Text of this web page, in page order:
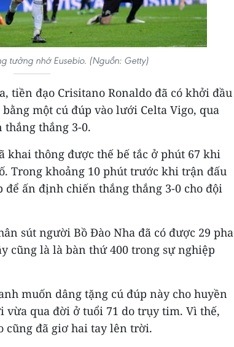
tưởng nhớ Eusebio. (Nguồn: Getty)
tiền đạo Crisitano Ronaldo đã có khởi đầu
một cú đúp vào lưới Celta Vigo, qua
thắng 3-0.
khai thông được thế bế tắc ở phút 67 khi
Trong khoảng 10 phút trước khi trận đấu
ấn định chiến thắng thắng 3-0 cho đội
sút người Bồ Đào Nha đã có được 29 pha
cũng là là bàn thứ 400 trong sự nghiệp
muốn dâng tặng cú đúp này cho huyền
vừa qua đời ở tuổi 71 do trụy tim. Vì thế,
cũng đã giơ hai tay lên trời.